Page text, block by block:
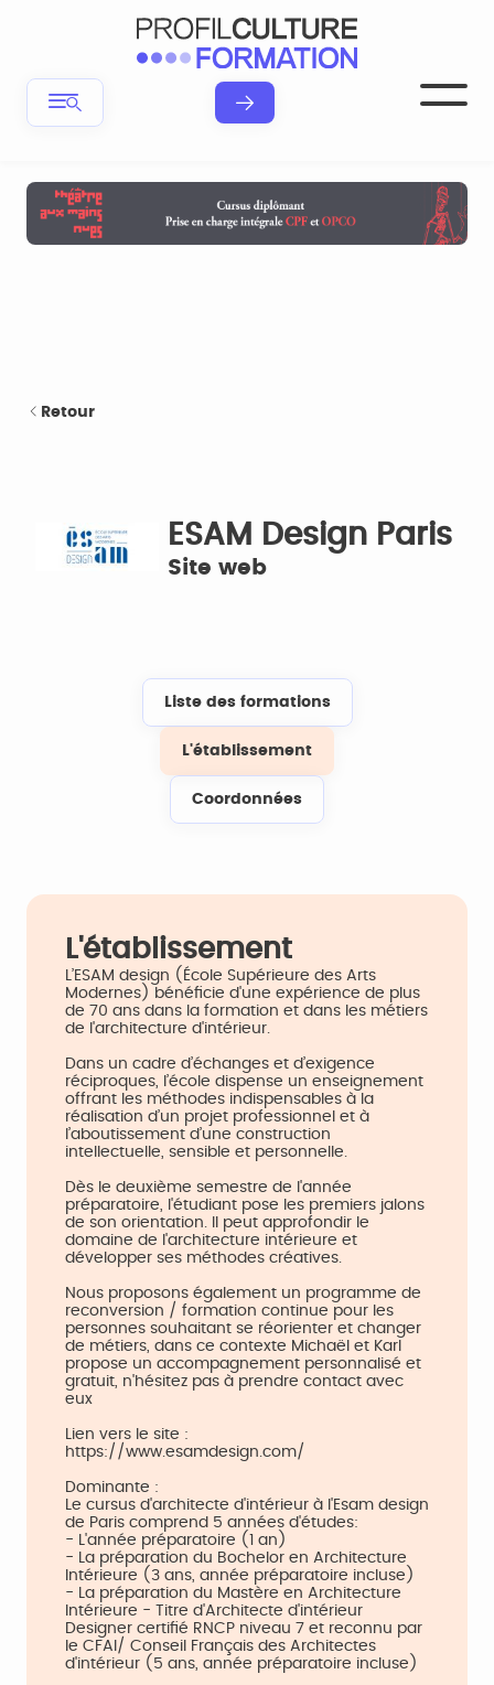
Retour
ESAM Design Paris
Site web
Liste des formations
L'établissement
Coordonnées
L'établissement
L’ESAM design (École Supérieure des Arts
Modernes) bénéficie d'une expérience de plus
de 70 ans dans la formation et dans les métiers
de l'architecture d'intérieur.
Dans un cadre d’échanges et d’exigence
réciproques, l’école dispense un enseignement
offrant les méthodes indispensables à la
réalisation d’un projet professionnel et à
l’aboutissement d’une construction
intellectuelle, sensible et personnelle.
Dès le deuxième semestre de l'année
préparatoire, l'étudiant pose les premiers jalons
de son orientation. Il peut approfondir le
domaine de l'architecture intérieure et
développer ses méthodes créatives.
Nous proposons également un programme de
reconversion / formation continue pour les
personnes souhaitant se réorienter et changer
de métiers, dans ce contexte Michaël et Karl
propose un accompagnement personnalisé et
gratuit, n'hésitez pas à prendre contact avec
eux
Lien vers le site :
https://www.esamdesign.com/
Dominante :
Le cursus d'architecte d'intérieur à l'Esam design
de Paris comprend 5 années d'études:
- L'année préparatoire (1 an)
- La préparation du Bochelor en Architecture
Intérieure (3 ans, année préparatoire incluse)
- La préparation du Mastère en Architecture
Intérieure - Titre d'Architecte d'intérieur
Designer certifié RNCP niveau 7 et reconnu par
le CFAI/ Conseil Français des Architectes
d'intérieur (5 ans, année préparatoire incluse)